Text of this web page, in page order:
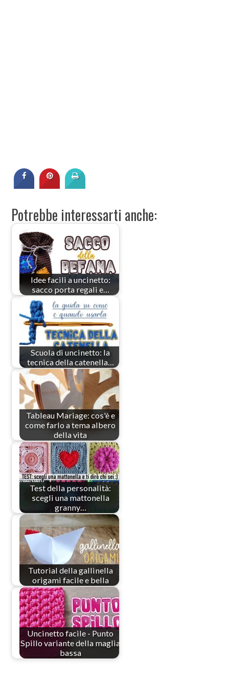
Potrebbe interessarti anche:
Idee facili a uncinetto:
sacco porta regali e…
Scuola di uncinetto: la
tecnica della catenella…
Tableau Mariage: cos'è e
come farlo a tema albero
della vita
Test della personalità:
scegli una mattonella
granny…
Tutorial della gallinella
origami facile e bella
Uncinetto facile - Punto
Spillo variante della maglia
bassa